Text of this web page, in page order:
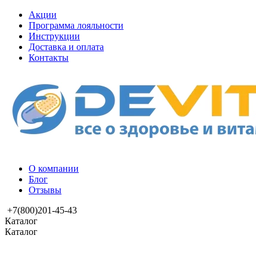
Акции
Программа лояльности
Инструкции
Доставка и оплата
Контакты
О компании
Блог
Отзывы
+7(800)201-45-43
Каталог
Каталог